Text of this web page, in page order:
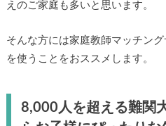
えのご家庭も多いと思います。
そんな方には家庭教師マッチン
を使うことをおススメします。
8,000人を超える難関